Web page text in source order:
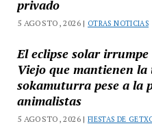
privado
5 AGOSTO, 2026 | OTRAS NOTICIAS
El eclipse solar
Viejo que mantienen
sokamuturra pese a la
animalistas
5 AGOSTO, 2026 |FIESTAS DE